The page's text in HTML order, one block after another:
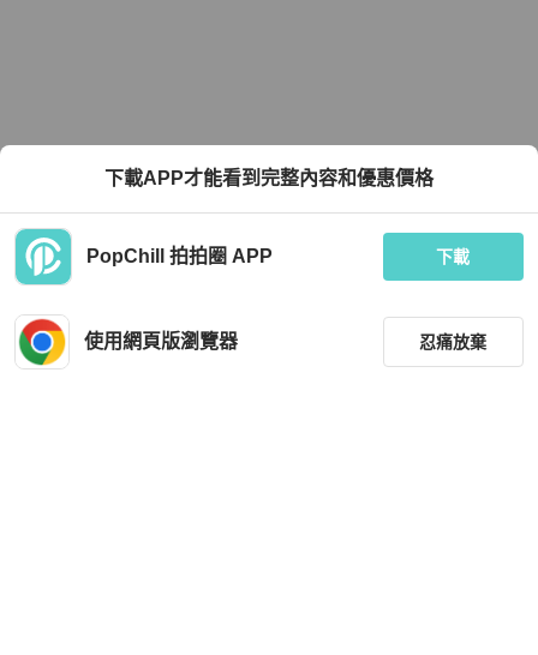
下載APP才能看到完整內容和優惠價格
PopChill 拍拍圈 APP 下載
使用網頁版瀏覽器 忍痛放棄